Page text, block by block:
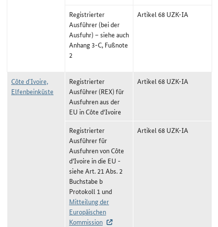
Registrierter
Ausführer (bei der
Ausfuhr) – siehe auch
Anhang 3-C, Fußnote
2
Artikel 68 UZK-IA
Côte d`Ivoire,
Elfenbeinküste
Registrierter
Ausführer (REX) für
Ausfuhren aus der
EU in Côte d'Ivoire
Artikel 68 UZK-IA
Registrierter
Ausführer für
Ausfuhren von Côte
d’Ivoire in die EU -
siehe Art. 21 Abs. 2
Buchstabe b
Protokoll 1 und
Mitteilung der
Europäischen
Kommission
Artikel 68 UZK-IA